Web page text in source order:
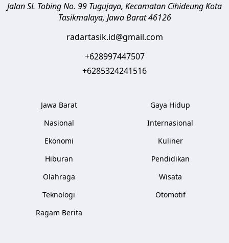
Jalan SL Tobing No. 99 Tugujaya, Kecamatan CihideungKota
Tasikmalaya, Jawa Barat 46126
radartasik.id@gmail.com
+628997447507
+6285324241516
Jawa Barat
Nasional
Ekonomi
Hiburan
Olahraga
Teknologi
Ragam Berita
Gaya Hidup
Internasional
Kuliner
Pendidikan
Wisata
Otomotif